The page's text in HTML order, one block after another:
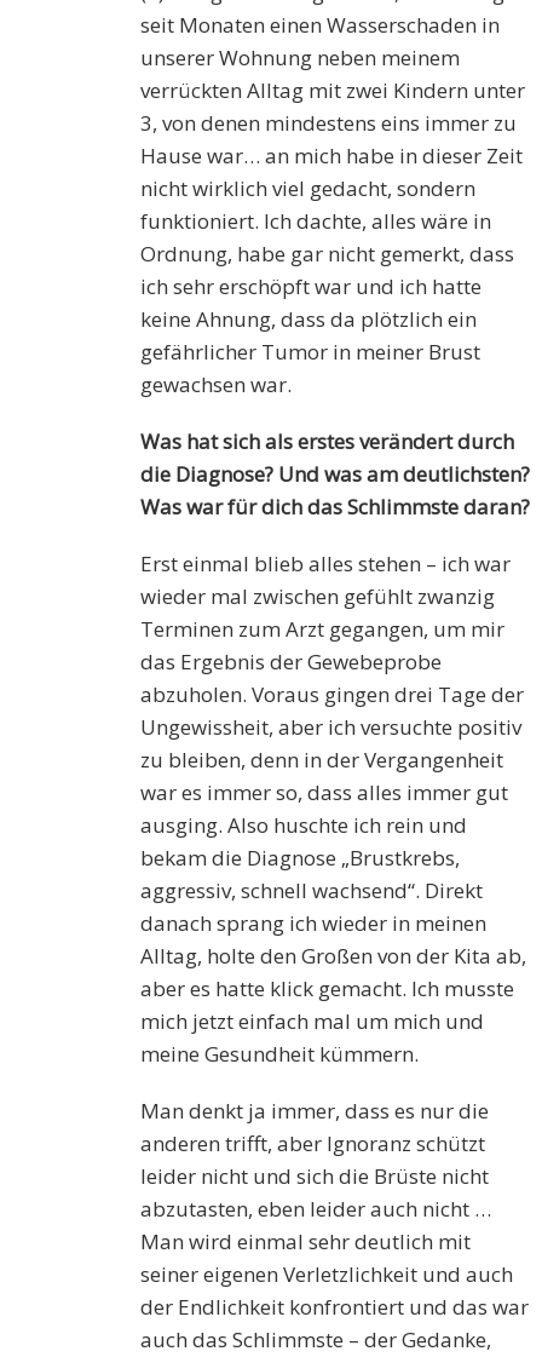
seit Monaten einen Wasserschaden in
unserer Wohnung neben meinem
verrückten Alltag mit zwei Kindern unter
3, von denen mindestens eins immer zu
Hause war… an mich habe in dieser Zeit
nicht wirklich viel gedacht, sondern
funktioniert. Ich dachte, alles wäre in
Ordnung, habe gar nicht gemerkt, dass
ich sehr erschöpft war und ich hatte
keine Ahnung, dass da plötzlich ein
gefährlicher Tumor in meiner Brust
gewachsen war.
Was hat sich als erstes verändert durch
die Diagnose? Und was am deutlichsten?
Was war für dich das Schlimmste daran?
Erst einmal blieb alles stehen – ich war
wieder mal zwischen gefühlt zwanzig
Terminen zum Arzt gegangen, um mir
das Ergebnis der Gewebeprobe
abzuholen. Voraus gingen drei Tage der
Ungewissheit, aber ich versuchte positiv
zu bleiben, denn in der Vergangenheit
war es immer so, dass alles immer gut
ausging. Also huschte ich rein und
bekam die Diagnose „Brustkrebs,
aggressiv, schnell wachsend“. Direkt
danach sprang ich wieder in meinen
Alltag, holte den Großen von der Kita ab,
aber es hatte klick gemacht. Ich musste
mich jetzt einfach mal um mich und
meine Gesundheit kümmern.
Man denkt ja immer, dass es nur die
anderen trifft, aber Ignoranz schützt
leider nicht und sich die Brüste nicht
abzutasten, eben leider auch nicht …
Man wird einmal sehr deutlich mit
seiner eigenen Verletzlichkeit und auch
der Endlichkeit konfrontiert und das war
auch das Schlimmste – der Gedanke,